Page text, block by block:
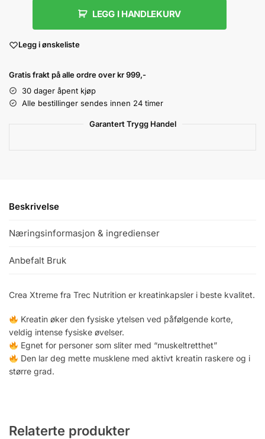
LEGG I HANDLEKURV
Legg i ønskeliste
Gratis frakt på alle ordre over kr 999,-
30 dager åpent kjøp
Alle bestillinger sendes innen 24 timer
Garantert Trygg Handel
Beskrivelse
Næringsinformasjon & ingredienser
Anbefalt Bruk
Crea Xtreme fra Trec Nutrition er kreatinkapsler i beste kvalitet.
Kreatin øker den fysiske ytelsen ved påfølgende korte,
veldig intense fysiske øvelser.
Egnet for personer som sliter med “muskeltretthet”
Den lar deg mette musklene med aktivt kreatin raskere og i
større grad.
Relaterte produkter